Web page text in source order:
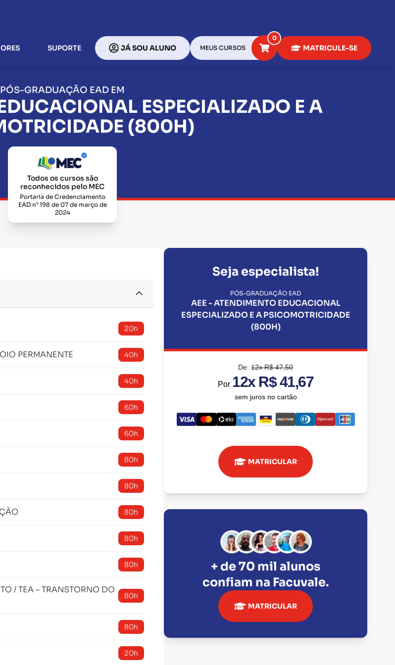
SUPORTE JÁ SOU ALUNO MEUS CURSOS
0
MATRICULE-SE
PÓS-GRADUAÇÃO EAD EM
ESPECIALIZADO E A
(800H)
Todos os cursos são
reconhecidos pelo MEC
Portaria de Credenciamento
EAD n° 198 de 07 de março de
2024
20h
PERMANENTE 40h
40h
60h
60h
80h
80h
80h
80h
80h
/ TEA – TRANSTORNO DO
80h
80h
20h
Seja especialista!
PÓS-GRADUAÇÃO EAD
AEE - ATENDIMENTO EDUCACIONAL
ESPECIALIZADO E A PSICOMOTRICIDADE
(800H)
De:12x R$ 47,50
Por 12x R$ 41,67
sem juros no cartão
MATRICULAR
+ de 70 mil alunos
confiam na Facuvale.
MATRICULAR